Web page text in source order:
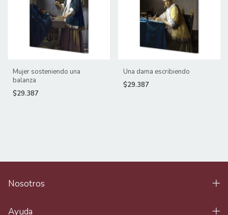
Mujer sosteniendo una
balanza
$29.387
Una dama escribiendo
$29.387
Nosotros
Ayuda